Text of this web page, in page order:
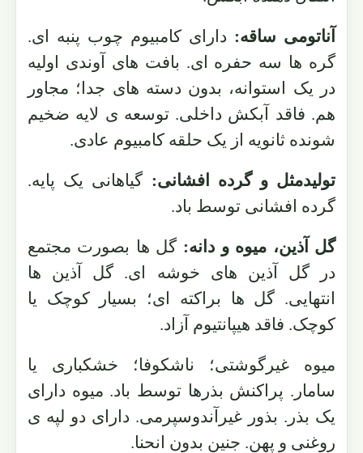
آناتومی ساقه: دارای کامبیوم چوب پنبه ای.
گره ها سه حفره ای. بافت های آوندی اولیه
در یک استوانه، بدون دسته های جدا؛ مجاور
هم. فاقد آبکش داخلی. توسعه ی لایه ضخیم
شونده ثانویه از یک حلقه کامبیوم عادی.
تولیدمثل و گرده افشانی: گیاهانی یک پایه.
گرده افشانی توسط باد.
گل آذین، میوه و دانه: گل ها بصورت مجتمع
در گل آذین های خوشه ای. گل آذین ها
انتهایی. گل ها براکته ای؛ بسیار کوچک یا
کوچک. فاقد هیپانتیوم آزاد.
میوه غیرگوشتی؛ ناشکوفا؛ خشکباری یا
سامار. پراکنش بذرها توسط باد. میوه دارای
یک بذر. بذور غیرآندوسپرمی. دارای دو لپه ی
روغنی و پهن. جنین بدون انحنا.